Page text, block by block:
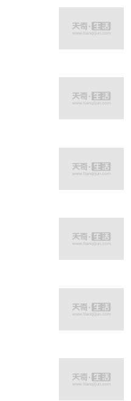
也是全国知名度最高
较有油，狮子头却并不
例正适合狮子头的需
肉剁成肉末，做出来的
上一口能吃到肉圆的鲜